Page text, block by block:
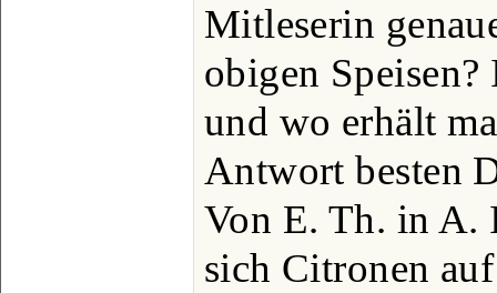
Mitleserin
obigen
und wo erhält
Antwort besten
Von E. Th. in A.
sich Citronen